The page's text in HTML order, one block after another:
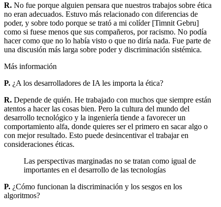
R. No fue porque alguien pensara que nuestros trabajos sobre ética
no eran adecuados. Estuvo más relacionado con diferencias de
poder, y sobre todo porque se trató a mi colíder [Timnit Gebru]
como si fuese menos que sus compañeros, por racismo. No podía
hacer como que no lo había visto o que no diría nada. Fue parte de
una discusión más larga sobre poder y discriminación sistémica.
Más información
P. ¿A los desarrolladores de IA les importa la ética?
R. Depende de quién. He trabajado con muchos que siempre están
atentos a hacer las cosas bien. Pero la cultura del mundo del
desarrollo tecnológico y la ingeniería tiende a favorecer un
comportamiento alfa, donde quieres ser el primero en sacar algo o
con mejor resultado. Esto puede desincentivar el trabajar en
consideraciones éticas.
Las perspectivas marginadas no se tratan como igual de
importantes en el desarrollo de las tecnologías
P. ¿Cómo funcionan la discriminación y los sesgos en los
algoritmos?